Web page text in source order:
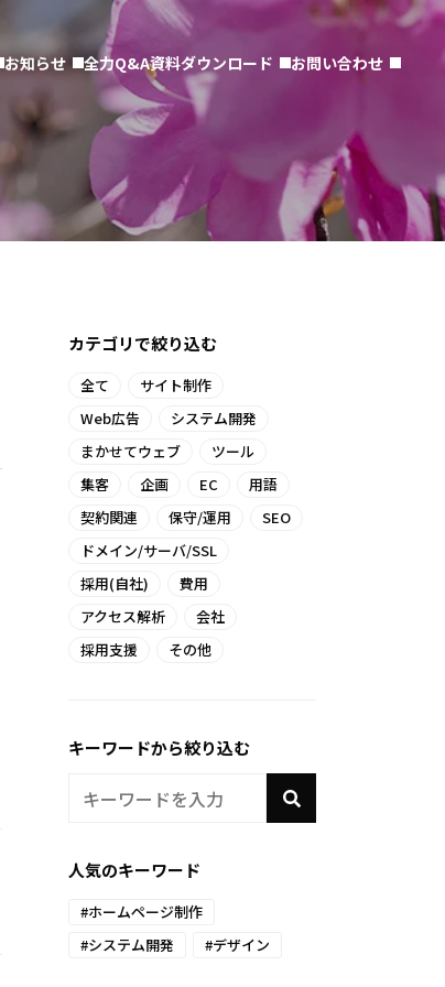
お知らせ 全力Q&A資料ダウンロード お問い合わせ
カテゴリで絞り込む
全て
サイト制作
Web広告
システム開発
まかせてウェブ
ツール
集客
企画 EC
用語
契約関連
保守/運用
SEO
ドメイン/サーバ/SSL
採用(自社)
費用
アクセス解析
会社
採用支援
その他
キーワードから絞り込む
人気のキーワード
#ホームページ制作
#システム開発
#デザイン